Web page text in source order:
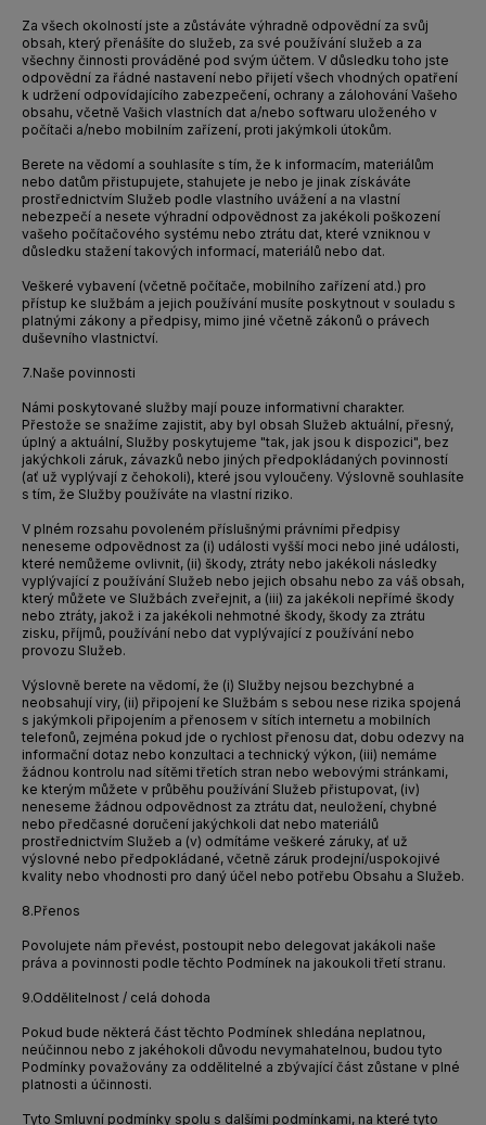
Za všech okolností jste a zůstáváte výhradně odpovědní za svůj
obsah, který přenášíte do služeb, za své používání služeb a za
všechny činnosti prováděné pod svým účtem. V důsledku toho jste
odpovědní za řádné nastavení nebo přijetí všech vhodných opatření
k udržení odpovídajícího zabezpečení, ochrany a zálohování Vašeho
obsahu, včetně Vašich vlastních dat a/nebo softwaru uloženého v
počítači a/nebo mobilním zařízení, proti jakýmkoli útokům.
Berete na vědomí a souhlasíte s tím, že k informacím, materiálům
nebo datům přistupujete, stahujete je nebo je jinak získáváte
prostřednictvím Služeb podle vlastního uvážení a na vlastní
nebezpečí a nesete výhradní odpovědnost za jakékoli poškození
vašeho počítačového systému nebo ztrátu dat, které vzniknou v
důsledku stažení takových informací, materiálů nebo dat.
Veškeré vybavení (včetně počítače, mobilního zařízení atd.) pro
přístup ke službám a jejich používání musíte poskytnout v souladu s
platnými zákony a předpisy, mimo jiné včetně zákonů o právech
duševního vlastnictví.
7.Naše povinnosti
Námi poskytované služby mají pouze informativní charakter.
Přestože se snažíme zajistit, aby byl obsah Služeb aktuální, přesný,
úplný a aktuální, Služby poskytujeme "tak, jak jsou k dispozici", bez
jakýchkoli záruk, závazků nebo jiných předpokládaných povinností
(ať už vyplývají z čehokoli), které jsou vyloučeny. Výslovně souhlasíte
s tím, že Služby používáte na vlastní riziko.
V plném rozsahu povoleném příslušnými právními předpisy
neneseme odpovědnost za (i) události vyšší moci nebo jiné události,
které nemůžeme ovlivnit, (ii) škody, ztráty nebo jakékoli následky
vyplývající z používání Služeb nebo jejich obsahu nebo za váš obsah,
který můžete ve Službách zveřejnit, a (iii) za jakékoli nepřímé škody
nebo ztráty, jakož i za jakékoli nehmotné škody, škody za ztrátu
zisku, příjmů, používání nebo dat vyplývající z používání nebo
provozu Služeb.
Výslovně berete na vědomí, že (i) Služby nejsou bezchybné a
neobsahují viry, (ii) připojení ke Službám s sebou nese rizika spojená
s jakýmkoli připojením a přenosem v sítích internetu a mobilních
telefonů, zejména pokud jde o rychlost přenosu dat, dobu odezvy na
informační dotaz nebo konzultaci a technický výkon, (iii) nemáme
žádnou kontrolu nad sítěmi třetích stran nebo webovými stránkami,
ke kterým můžete v průběhu používání Služeb přistupovat, (iv)
neneseme žádnou odpovědnost za ztrátu dat, neuložení, chybné
nebo předčasné doručení jakýchkoli dat nebo materiálů
prostřednictvím Služeb a (v) odmítáme veškeré záruky, ať už
výslovné nebo předpokládané, včetně záruk prodejní/uspokojivé
kvality nebo vhodnosti pro daný účel nebo potřebu Obsahu a Služeb.
8.Přenos
Povolujete nám převést, postoupit nebo delegovat jakákoli naše
práva a povinnosti podle těchto Podmínek na jakoukoli třetí stranu.
9.Oddělitelnost / celá dohoda
Pokud bude některá část těchto Podmínek shledána neplatnou,
neúčinnou nebo z jakéhokoli důvodu nevymahatelnou, budou tyto
Podmínky považovány za oddělitelné a zbývající část zůstane v plné
platnosti a účinnosti.
Tyto Smluvní podmínky spolu s dalšími podmínkami, na které tyto